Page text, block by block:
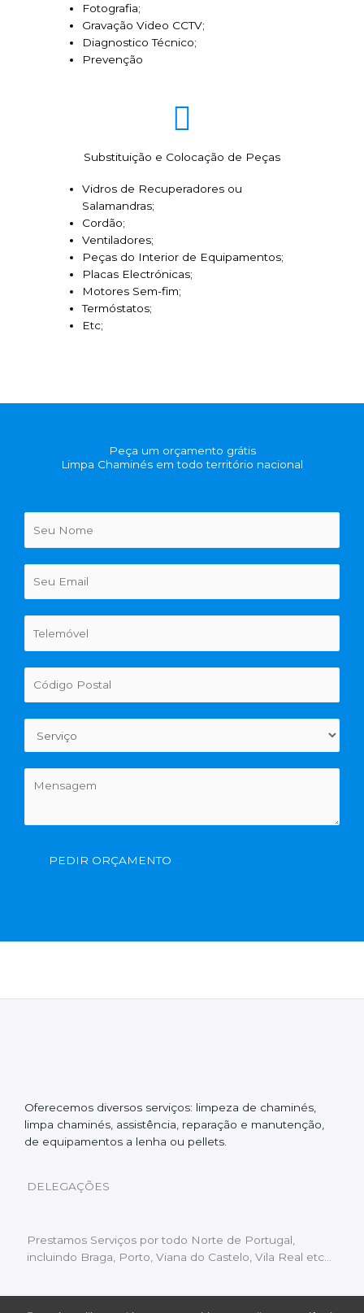
Fotografia;
Gravação Video CCTV;
Diagnostico Técnico;
Prevenção
Substituição e Colocação de Peças
Vidros de Recuperadores ou
Salamandras;
Cordão;
Ventiladores;
Peças do Interior de Equipamentos;
Placas Electrónicas;
Motores Sem-fim;
Termóstatos;
Etc;
Peça um orçamento grátis
Limpa Chaminés em todo território nacional
PEDIR ORÇAMENTO
Oferecemos diversos serviços: limpeza de chaminés,
limpa chaminés, assistência, reparação e manutenção,
de equipamentos a lenha ou pellets.
DELEGAÇÕES
Prestamos Serviços por todo Norte de Portugal,
incluindo Braga, Porto, Viana do Castelo, Vila Real etc…